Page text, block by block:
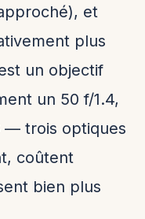
et
plus
un objectif
un 50 f/1.4,
— trois optiques
coûtent
bien plus